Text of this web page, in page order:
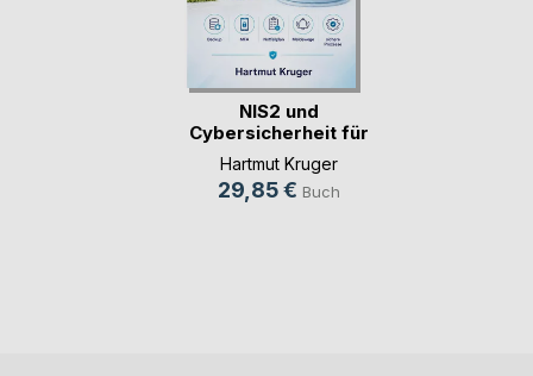
NIS2 und
Cybersicherheit für
KMU
Hartmut Kruger
29,85 € Buch